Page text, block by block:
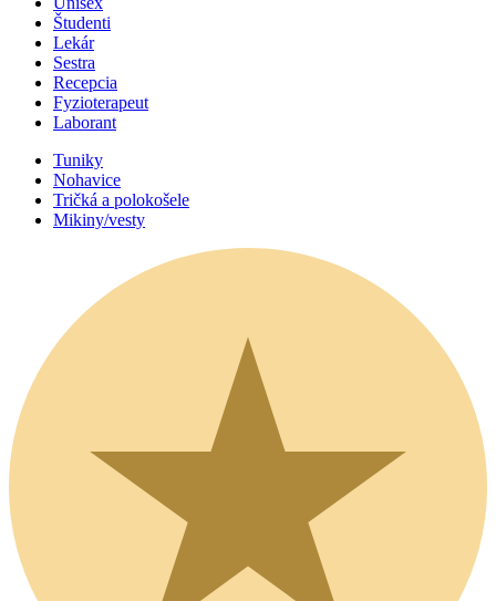
Študenti
Lekár
Sestra
Recepcia
Fyzioterapeut
Laborant
Tuniky
Nohavice
Tričká a polokošele
Mikiny/vesty